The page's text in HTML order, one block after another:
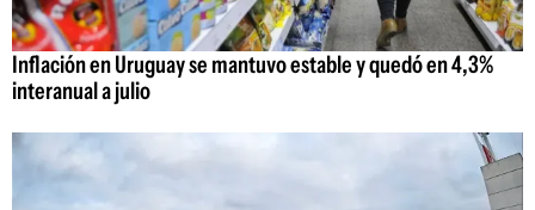
Inflación en Uruguay se mantuvo estable y quedó en 4,3%
interanual a julio